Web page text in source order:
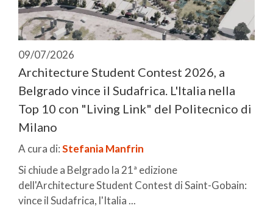
09/07/2026
Architecture Student Contest 2026, a
Belgrado vince il Sudafrica. L'Italia nella
Top 10 con "Living Link" del Politecnico di
Milano
A cura di:Stefania Manfrin
Si chiude a Belgrado la 21ª edizione
dell'Architecture Student Contest di Saint-Gobain:
vince il Sudafrica, l'Italia ...